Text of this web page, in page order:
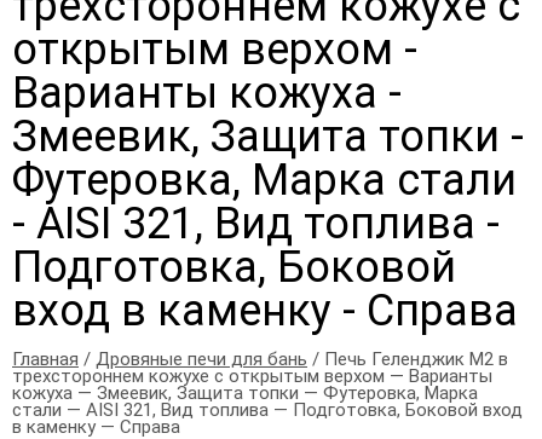
открытым верхом -
Варианты кожуха -
Змеевик, Защита топки -
Футеровка, Марка стали
- AISI 321, Вид топлива -
Подготовка, Боковой
вход в каменку - Справа
Главная / Дровяные печи для бань / Печь Геленджик М2 в
трехстороннем кожухе с открытым верхом — Варианты
кожуха — Змеевик, Защита топки — Футеровка, Марка
стали — AISI 321, Вид топлива — Подготовка, Боковой вход
в каменку — Справа